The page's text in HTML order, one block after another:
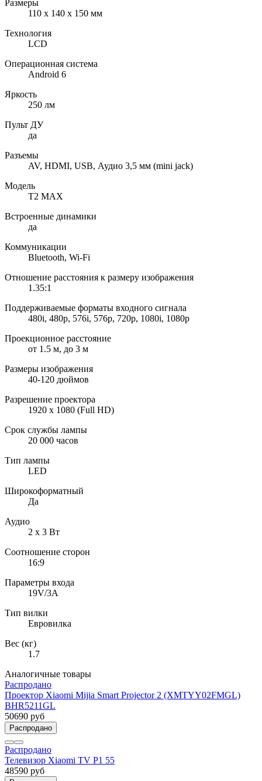
Размеры
110 х 140 х 150 мм
Технология
LCD
Операционная система
Android 6
Яркость
250 лм
Пульт ДУ
да
Разъемы
AV, HDMI, USB, Аудио 3,5 мм (mini jack)
Модель
T2 MAX
Встроенные динамики
да
Коммуникации
Bluetooth, Wi-Fi
Отношение расстояния к размеру изображения
1.35:1
Поддерживаемые форматы входного сигнала
480i, 480p, 576i, 576p, 720p, 1080i, 1080p
Проекционное расстояние
от 1.5 м, до 3 м
Размеры изображения
40-120 дюймов
Разрешение проектора
1920 x 1080 (Full HD)
Срок службы лампы
20 000 часов
Тип лампы
LED
Широкоформатный
Да
Аудио
2 х 3 Вт
Соотношение сторон
16:9
Параметры входа
19V/3A
Тип вилки
Евровилка
Вес (кг)
1.7
Аналогичные товары
Распродано
Проектор Xiaomi Mijia Smart Projector 2 (XMTYY02FMGL)
BHR5211GL
50690 руб
Распродано
Распродано
Телевизор Xiaomi TV P1 55
48590 руб